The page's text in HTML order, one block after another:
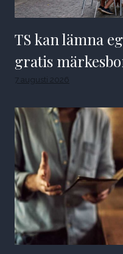
TS kan lämna
gratis
7 augusti 2026